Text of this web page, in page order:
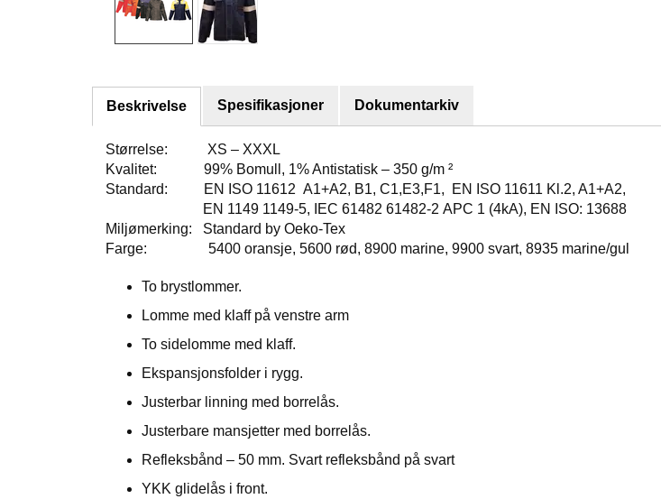
Beskrivelse Spesifikasjoner Dokumentarkiv
Størrelse: XS – XXXL
Kvalitet: 99% Bomull, 1% Antistatisk – 350 g/m ²
Standard: EN ISO 11612 A1+A2, B1, C1,E3,F1, EN ISO 11611 Kl.2, A1+A2,
EN 1149 1149-5, IEC 61482 61482-2 APC 1 (4kA), EN ISO: 13688
Miljømerking: Standard by Oeko-Tex
Farge: 5400 oransje, 5600 rød, 8900 marine, 9900 svart, 8935 marine/gul
To brystlommer.
Lomme med klaff på venstre arm
To sidelomme med klaff.
Ekspansjonsfolder i rygg.
Justerbar linning med borrelås.
Justerbare mansjetter med borrelås.
Refleksbånd – 50 mm. Svart refleksbånd på svart
YKK glidelås i front.